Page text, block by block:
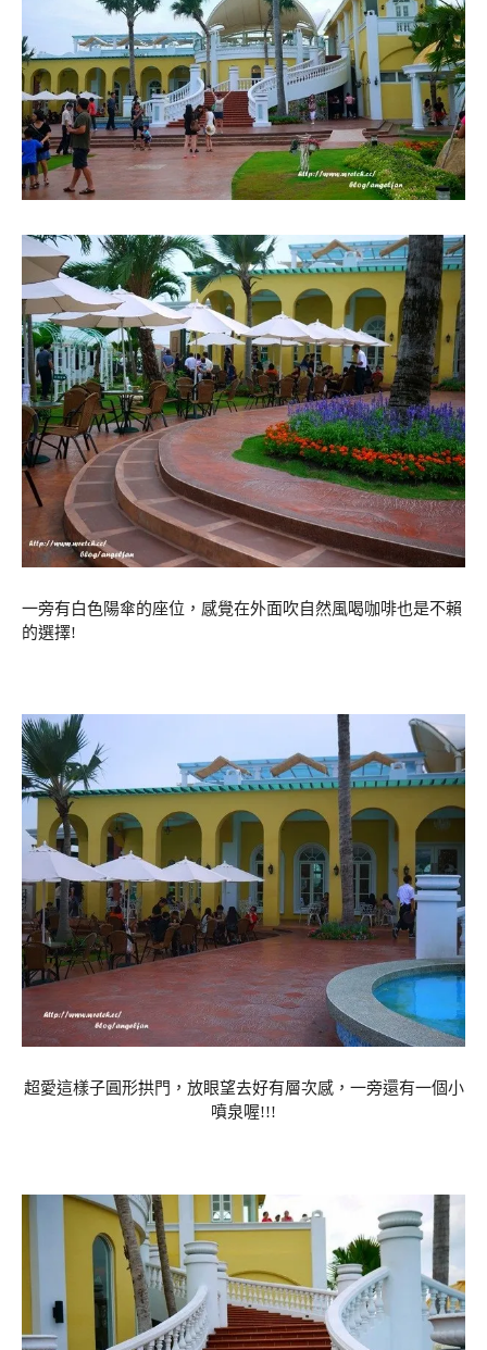
一旁有白色陽傘的座位，感覺在外面吹自然風喝咖啡也是不賴
的選擇!
超愛這樣子圓形拱門，放眼望去好有層次感，一旁還有一個小
噴泉喔!!!